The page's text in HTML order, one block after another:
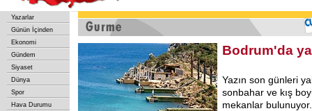
Yazarlar
Günün İçinden
Ekonomi
Gündem
Siyaset
Dünya
Spor
Hava Durumu
Bodrum'da
Yazın son günleri
sonbahar ve kış
mekanlar